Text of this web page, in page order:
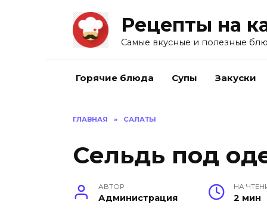
Рецепты на
Самые вкусные и полезные
Горячие блюда Супы Закуски
ГЛАВНАЯ » САЛАТЫ
Сельдь под
АВТОР
Администрация
НА
2 мин